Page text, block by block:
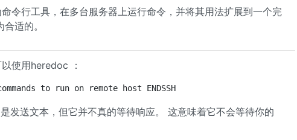
令行工具，在多台服务器上运行命令，并将其用法扩展到一个完
适的。
使用heredoc ：
to run on remote host ENDSSH
发送文本，但它并不真的等待响应。 这意味着它不会等待你的